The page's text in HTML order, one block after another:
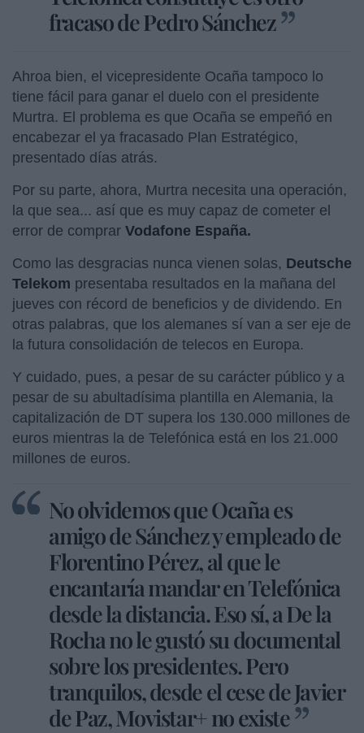
fracaso de Pedro Sánchez
Ahroa bien, el vicepresidente Ocaña tampoco lo
tiene fácil para ganar el duelo con el presidente
Murtra. El problema es que Ocaña se empeñó en
encabezar el ya fracasado Plan Estratégico,
presentado días atrás.
Por su parte, ahora, Murtra necesita una operación,
la que sea... así que es muy capaz de cometer el
error de comprar Vodafone España.
Como las desgracias nunca vienen solas, Deutsche
Telekom presentaba resultados en la mañana del
jueves con récord de beneficios y de dividendo. En
otras palabras, que los alemanes sí van a ser eje de
la futura consolidación de telecos en Europa.
Y cuidado, pues, a pesar de su carácter público y a
pesar de su abultadísima plantilla en Alemania, la
capitalización de DT supera los 130.000 millones de
euros mientras la de Telefónica está en los 21.000
millones de euros.
No olvidemos que Ocaña es
amigo de Sánchez y empleado de
Florentino Pérez, al que le
encantaría mandar en Telefónica
desde la distancia. Eso sí, a De la
Rocha no le gustó su documental
sobre los presidentes. Pero
tranquilos, desde el cese de Javier
de Paz, Movistar+ no existe